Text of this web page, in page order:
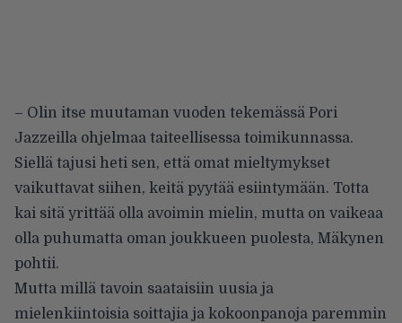
– Olin itse muutaman vuoden tekemässä Pori
Jazzeilla ohjelmaa taiteellisessa toimikunnassa.
Siellä tajusi heti sen, että omat mieltymykset
vaikuttavat siihen, keitä pyytää esiintymään. Totta
kai sitä yrittää olla avoimin mielin, mutta on vaikeaa
olla puhumatta oman joukkueen puolesta, Mäkynen
pohtii.
Mutta millä tavoin saataisiin uusia ja
mielenkiintoisia soittajia ja kokoonpanoja paremmin